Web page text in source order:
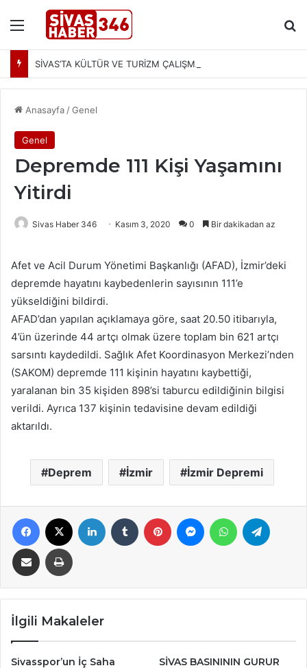
Menü
Anasayfa /Genel
Genel
Depremde 111 Kişi Yaşamını
Yitirdi
Sivas Haber 346 Kasım 3, 2020 0 Bir dakikadan az
Afet ve Acil Durum Yönetimi Başkanlığı (AFAD), İzmir’deki
depremde hayatını kaybedenlerin sayısının 111’e
yükseldiğini bildirdi.
AFAD’dan yapılan açıklamaya göre, saat 20.50 itibarıyla,
4’ün üzerinde 44 artçı olmak üzere toplam bin 621 artçı
sarsıntı kaydedildi. Sağlık Afet Koordinasyon Merkezi’nden
(SAKOM) depremde 111 kişinin hayatını kaybettiği,
yaralanan bin 35 kişiden 898’si taburcu edildiğinin bilgisi
verildi. Ayrıca 137 kişinin tedavisine devam edildiği
aktarıldı.
Deprem İzmir İzmir Depremi
Facebook LinkedIn Tumblr Pinterest MessengerWhatsApp
E-Posta ile paylaş Yazdır
İlgili Makaleler
Sivasspor’un İç Saha
SİVAS BASINININ GURUR